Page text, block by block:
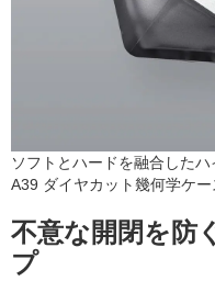
ソフトとハードを融合した
A39 ダイヤカット幾何学ケー
不意な開閉を防
プ